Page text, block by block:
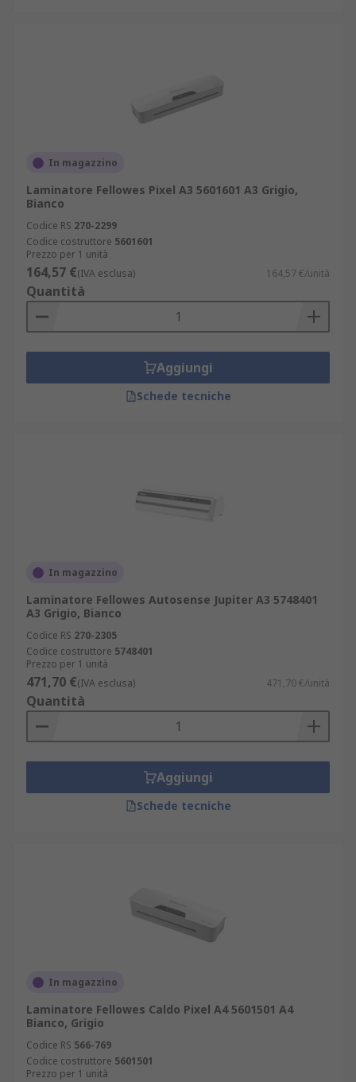
In magazzino
Laminatore Fellowes Pixel A3 5601601 A3 Grigio,
Bianco
Codice RS 270-2299
Codice costruttore 5601601
Prezzo per 1 unità
164,57 €(IVA esclusa) 164,57 €/unità
Quantità
Aggiungi
Schede tecniche
In magazzino
Laminatore Fellowes Autosense Jupiter A3 5748401
A3 Grigio, Bianco
Codice RS 270-2305
Codice costruttore 5748401
Prezzo per 1 unità
471,70 €(IVA esclusa) 471,70 €/unità
Quantità
Aggiungi
Schede tecniche
In magazzino
Laminatore Fellowes Caldo Pixel A4 5601501 A4
Bianco, Grigio
Codice RS 566-769
Codice costruttore 5601501
Prezzo per 1 unità